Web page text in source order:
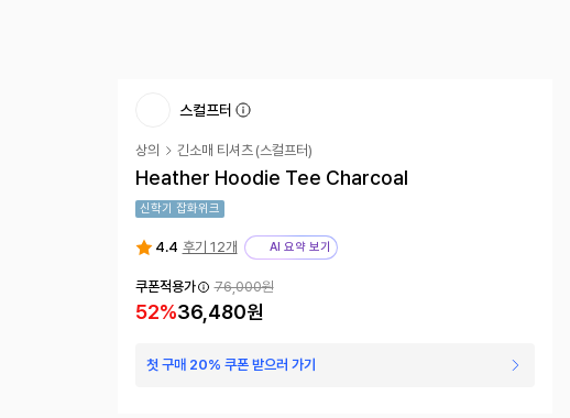
스컬프터
상의 긴소매 티셔츠 (스컬프터)
Heather Hoodie Tee Charcoal
신학기 잡화위크
4.4 후기 12개 AI 요약 보기
쿠폰적용가 76,000원
52%36,480원
첫 구매 20% 쿠폰 받으러 가기